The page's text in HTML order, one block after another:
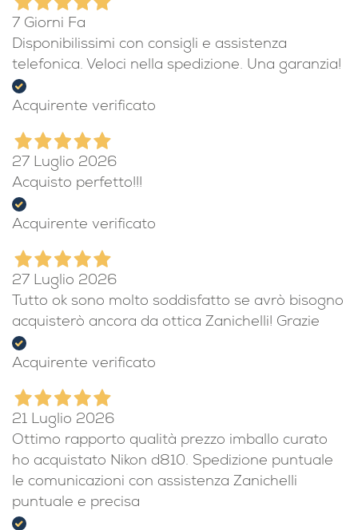
Acquirente verificato
7 Giorni Fa
Disponibilissimi con consigli e assistenza
Acquirente verificato
27 Luglio 2026
Acquirente verificato
27 Luglio 2026
Tutto ok sono molto soddisfatto se avrò bisogno
Acquirente verificato
21 Luglio 2026
Ottimo rapporto qualità prezzo imballo curato
ho acquistato Nikon d810. Spedizione puntuale